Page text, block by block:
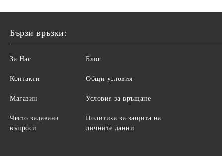
Бързи връзки:
За Нас
Контакти
Магазин
Често задавани
въпроси
Блог
Общи условия
Условия за връщане
Политика за защита на
личните данни